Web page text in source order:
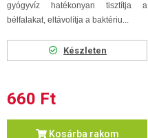
gyógyvíz hatékonyan tisztítja a
bélfalakat, eltávolítja a baktériu...
Készleten
660 Ft
Kosárba rakom